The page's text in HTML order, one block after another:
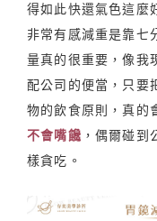
得如此快還氣色這麼
非常有感減重是靠七
量真的很重要，像我
配公司的便當，只要
物的飲食原則，真的
不會嘴饞 ，偶爾碰到
樣貪吃。